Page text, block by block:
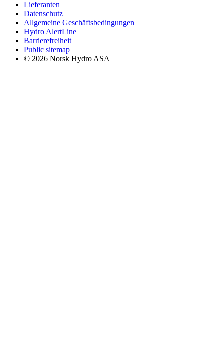
Lieferanten
Datenschutz
Allgemeine Geschäftsbedingungen
Hydro AlertLine
Barrierefreiheit
Public sitemap
© 2026 Norsk Hydro ASA